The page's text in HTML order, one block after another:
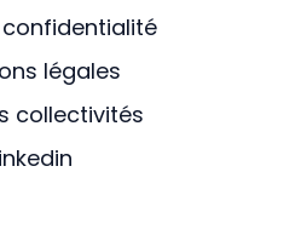
confidentialité
légales
collectivités